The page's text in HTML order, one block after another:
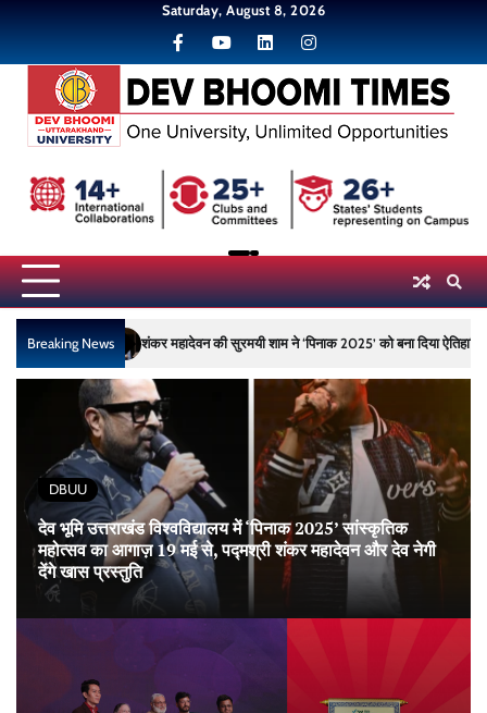
content
Saturday, August 8, 2026
Breaking News
2 शंकर महादेवन की सुरमयी शाम ने ‘पिनाक 2025’ को बना दिया ऐतिहासिक, देव
DBUU
देव भूमि उत्तराखंड विश्वविद्यालय में ‘पिनाक 2025’ सांस्कृतिक
महोत्सव का आगाज़ 19 मई से, पद्मश्री शंकर महादेवन और देव नेगी
देंगे खास प्रस्तुति